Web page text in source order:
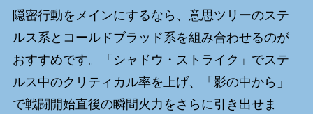
隠密行動をメインにするなら、意思ツリーのステ
ルス系とコールドブラッド系を組み合わせるのが
おすすめです。「シャドウ・ストライク」でステ
ルス中のクリティカル率を上げ、「影の中から」
で戦闘開始直後の瞬間火力をさらに引き出せま